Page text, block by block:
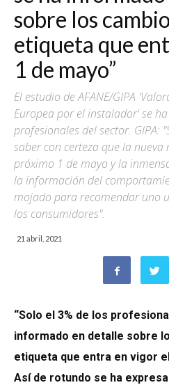
sobre los
etiqueta que
1 de mayo”
El estudio de AFANE/GIPA
Europea por el instalador' se
profesionales del sector. GIPA:
saber con certeza que la
próximo 1 de mayo y la
la información del
mojado para recomendar uno
los consumidores".
21 abril, 2021
“Solo el 3% de los
informado en detalle sobre
etiqueta que entra en vigor
Así de rotundo se ha